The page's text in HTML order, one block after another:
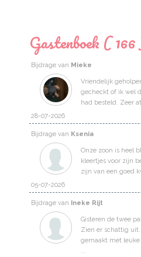
Gastenboek (
Bijdrage van Mieke
Vriendelijk
gecheckt of ik wel
had besteld. Zeer
28-07-2026
Bijdrage van Ksenia
Onze zoon is heel
kleertjes voor zijn
zijn van een goed
05-07-2026
Bijdrage van Ineke Rijt
Gisteren de twee
Zien er schattig
gemaakt met
...